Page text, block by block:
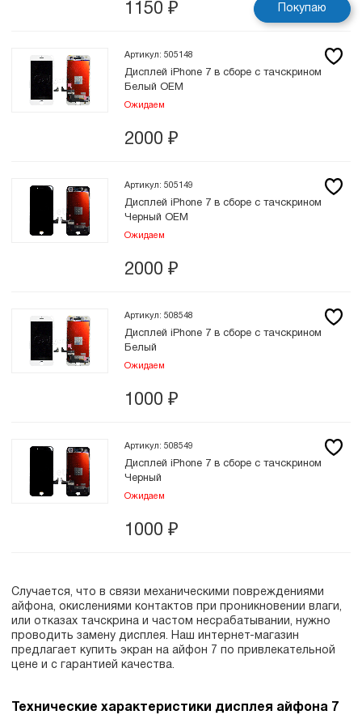
1150 ₽ Покупаю
Артикул: 505148
Дисплей iPhone 7 в сборе с тачскрином
Белый OEM
Ожидаем
2000 ₽
Артикул: 505149
Дисплей iPhone 7 в сборе с тачскрином
Черный OEM
Ожидаем
2000 ₽
Артикул: 508548
Дисплей iPhone 7 в сборе с тачскрином
Белый
Ожидаем
1000 ₽
Артикул: 508549
Дисплей iPhone 7 в сборе с тачскрином
Черный
Ожидаем
1000 ₽
Случается, что в связи механическими повреждениями
айфона, окислениями контактов при проникновении влаги,
или отказах тачскрина и частом несрабатывании, нужно
проводить замену дисплея. Наш интернет-магазин
предлагает купить экран на айфон 7 по привлекательной
цене и с гарантией качества.
Технические характеристики дисплея айфона 7